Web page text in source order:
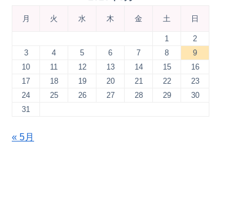
月 火 水 木 金 土 日
1
2
3
4 5 6 7 8
9
10
11 12 13 14 15
16
17
18 19 20 21 22
23
24
25 26 27 28 29
30
31
« 5月